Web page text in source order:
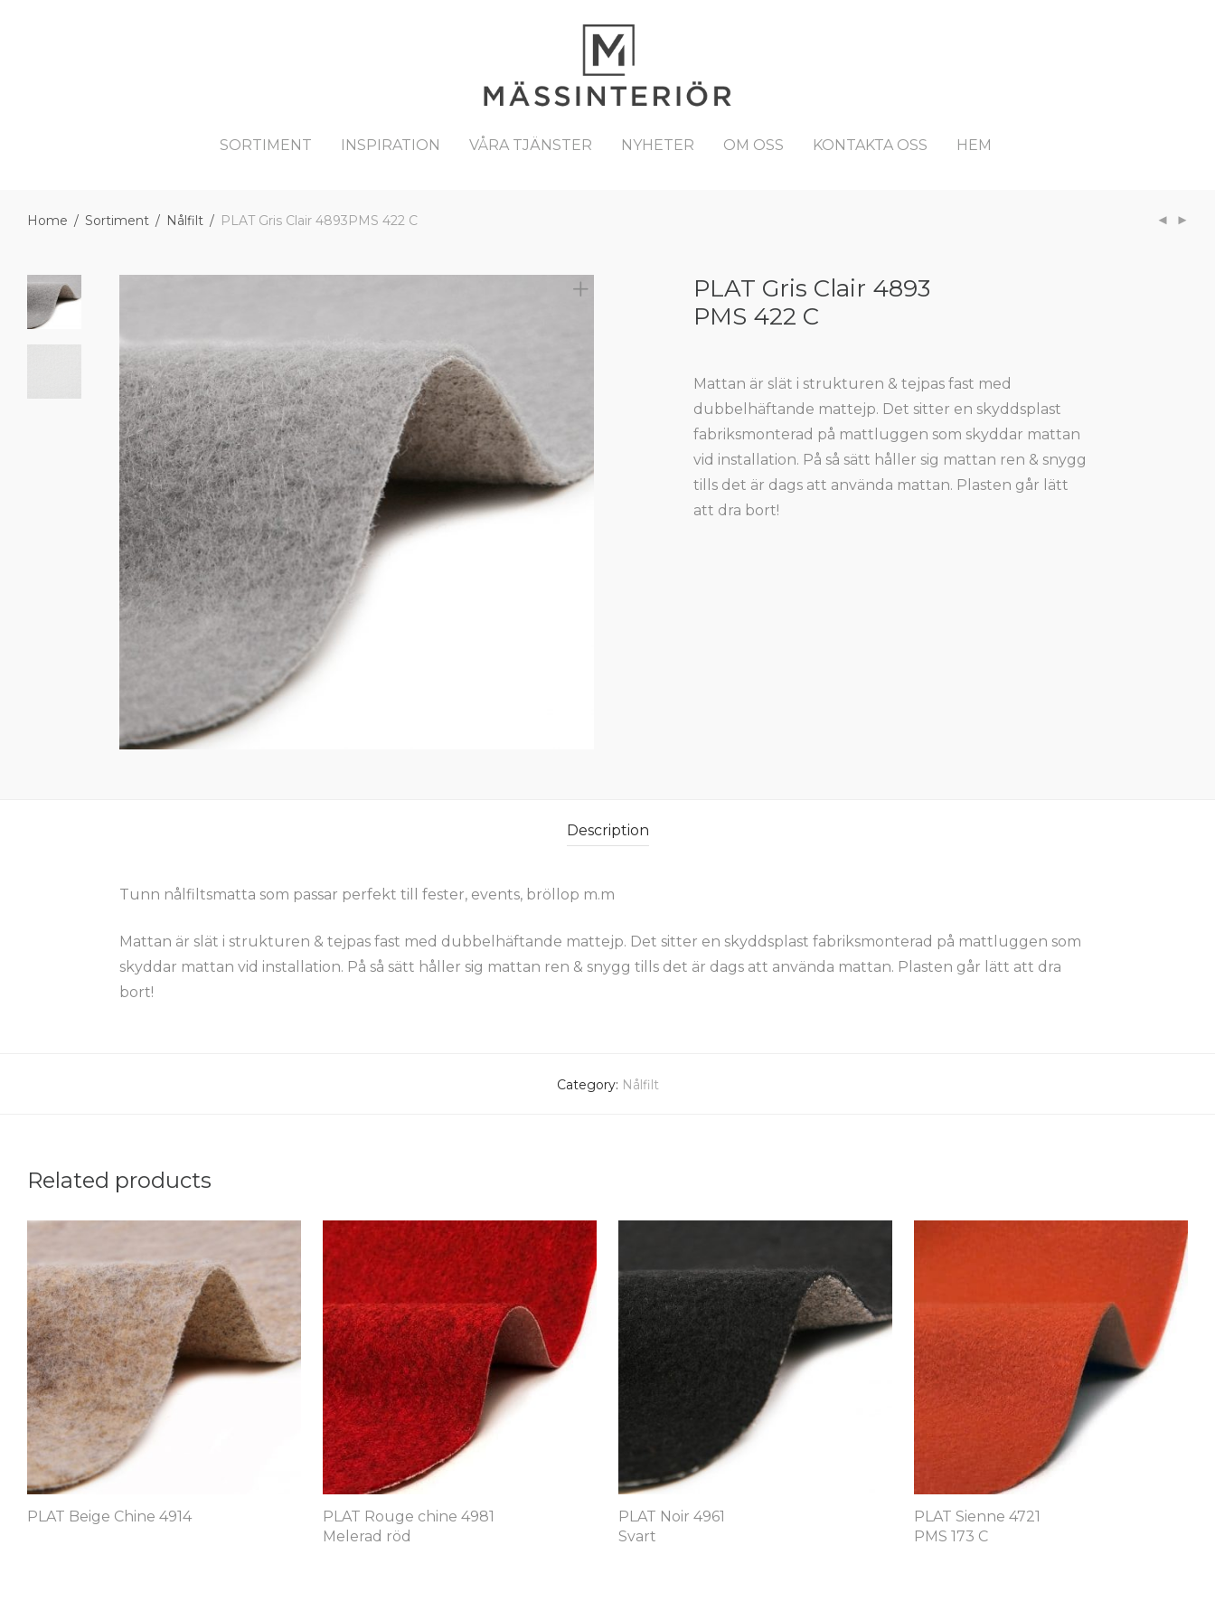
SORTIMENT INSPIRATION VÅRA TJÄNSTER NYHETER OM OSS KONTAKTA OSS HEM
Home / Sortiment / Nålfilt / PLAT Gris Clair 4893PMS 422 C
PLAT Gris Clair 4893
PMS 422 C
Mattan är slät i strukturen & tejpas fast med
dubbelhäftande mattejp. Det sitter en skyddsplast
fabriksmonterad på mattluggen som skyddar mattan
vid installation. På så sätt håller sig mattan ren & snygg
tills det är dags att använda mattan. Plasten går lätt
att dra bort!
Description
Tunn nålfiltsmatta som passar perfekt till fester, events, bröllop m.m
Mattan är slät i strukturen & tejpas fast med dubbelhäftande mattejp. Det sitter en skyddsplast fabriksmonterad på mattluggen som
skyddar mattan vid installation. På så sätt håller sig mattan ren & snygg tills det är dags att använda mattan. Plasten går lätt att dra
bort!
Category: Nålfilt
Related products
PLAT Beige Chine 4914
PLAT Rouge chine 4981
Melerad röd
PLAT Noir 4961
Svart
PLAT Sienne 4721
PMS 173 C